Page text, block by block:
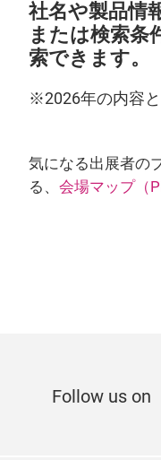
社名や製品情
または検索条
索できます。
※2026年の内容と
気になる出展者の
る、 会場マップ（
Follow us on